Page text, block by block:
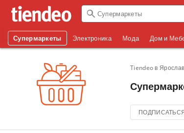
Супермаркеты Электроника Мода Дом и
Tiendeo в